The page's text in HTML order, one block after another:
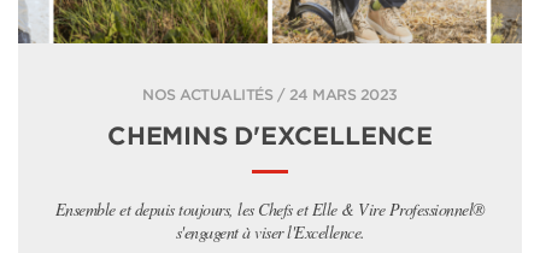
NOS ACTUALITÉS / 24 MARS 2023
CHEMINS D'EXCELLENCE
Ensemble et depuis toujours, les Chefs et Elle & Vire Professionnel®
s'engagent à viser l'Excellence.